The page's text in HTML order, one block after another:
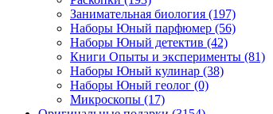
Занимательная биология (197)
Наборы Юный парфюмер (56)
Наборы Юный детектив (42)
Книги Опыты и эксперименты (81)
Наборы Юный кулинар (38)
Наборы Юный геолог (0)
Микроскопы (17)